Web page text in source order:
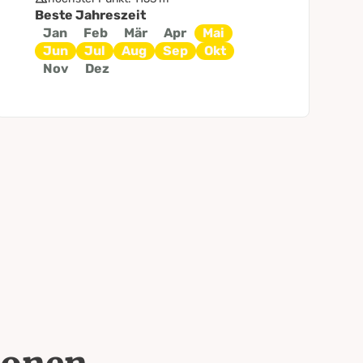
Beste Jahreszeit
Jan
Feb Mär Apr
Mai
Jun
Jul Aug Sep
Okt
Nov
Dez